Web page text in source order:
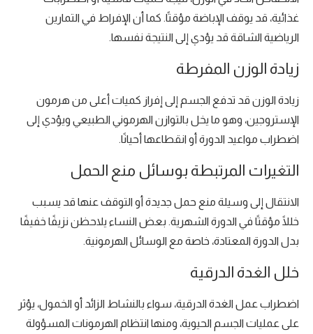
غذائية، قد يوقف الإباضة مؤقتًا. كما أن الإفراط في التمارين
الرياضية الشاقة قد يؤدي إلى النتيجة نفسها.
زيادة الوزن المفرطة
زيادة الوزن قد تدفع الجسم إلى إفراز كميات أعلى من هرمون
الإستروجين، وهو ما يخل بالتوازن الهرموني الطبيعي ويؤدي إلى
اضطراب مواعيد الدورة أو انقطاعها أحيانًا.
التغيرات المرتبطة بوسائل منع الحمل
الانتقال إلى وسيلة منع حمل جديدة أو التوقف عنها قد يسبب
خللًا مؤقتًا في الدورة الشهرية. بعض النساء يلاحظن نزيفًا خفيفًا
بدل الدورة المعتادة، خاصة مع الوسائل الهرمونية.
خلل الغدة الدرقية
اضطراب عمل الغدة الدرقية، سواء بالنشاط الزائد أو الخمول، يؤثر
على عمليات الجسم الحيوية، ومنها انتظام الهرمونات المسؤولة